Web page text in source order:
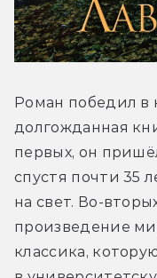
Роман победил в
долгожданная
первых, он
спустя почти 35
на свет. Во-
произведение
классика,